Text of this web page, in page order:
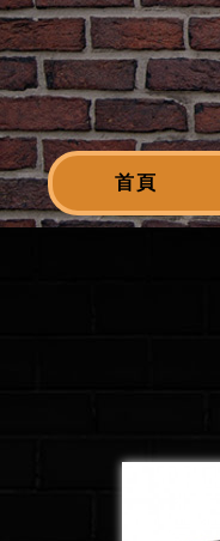
首頁